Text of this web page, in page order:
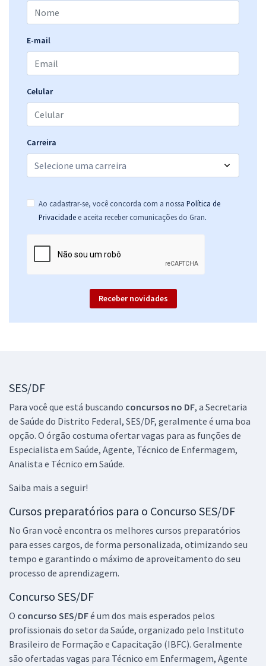
para Técnico em Gestão e Assistência à Saúde Pública - Apoio
R$ 311,92à vista
Economize R$ 77,98 (-20%)
Comprar
E-mail
Celular
Carreira
Ao cadastrar-se, você concorda com a nossa Política de
Privacidade e aceita receber comunicações do Gran.
Receber novidades
SES/DF
Para você que está buscando concursos no DF, a Secretaria
de Saúde do Distrito Federal, SES/DF, geralmente é uma boa
opção. O órgão costuma ofertar vagas para as funções de
Especialista em Saúde, Agente, Técnico de Enfermagem,
Analista e Técnico em Saúde.
Saiba mais a seguir!
Cursos preparatórios para o Concurso SES/DF
No Gran você encontra os melhores cursos preparatórios
para esses cargos, de forma personalizada, otimizando seu
tempo e garantindo o máximo de aproveitamento do seu
processo de aprendizagem.
Concurso SES/DF
O concurso SES/DFé um dos mais esperados pelos
profissionais do setor da Saúde, organizado pelo Instituto
Brasileiro de Formação e Capacitação (IBFC). Geralmente
são ofertadas vagas para Técnico em Enfermagem, Agente